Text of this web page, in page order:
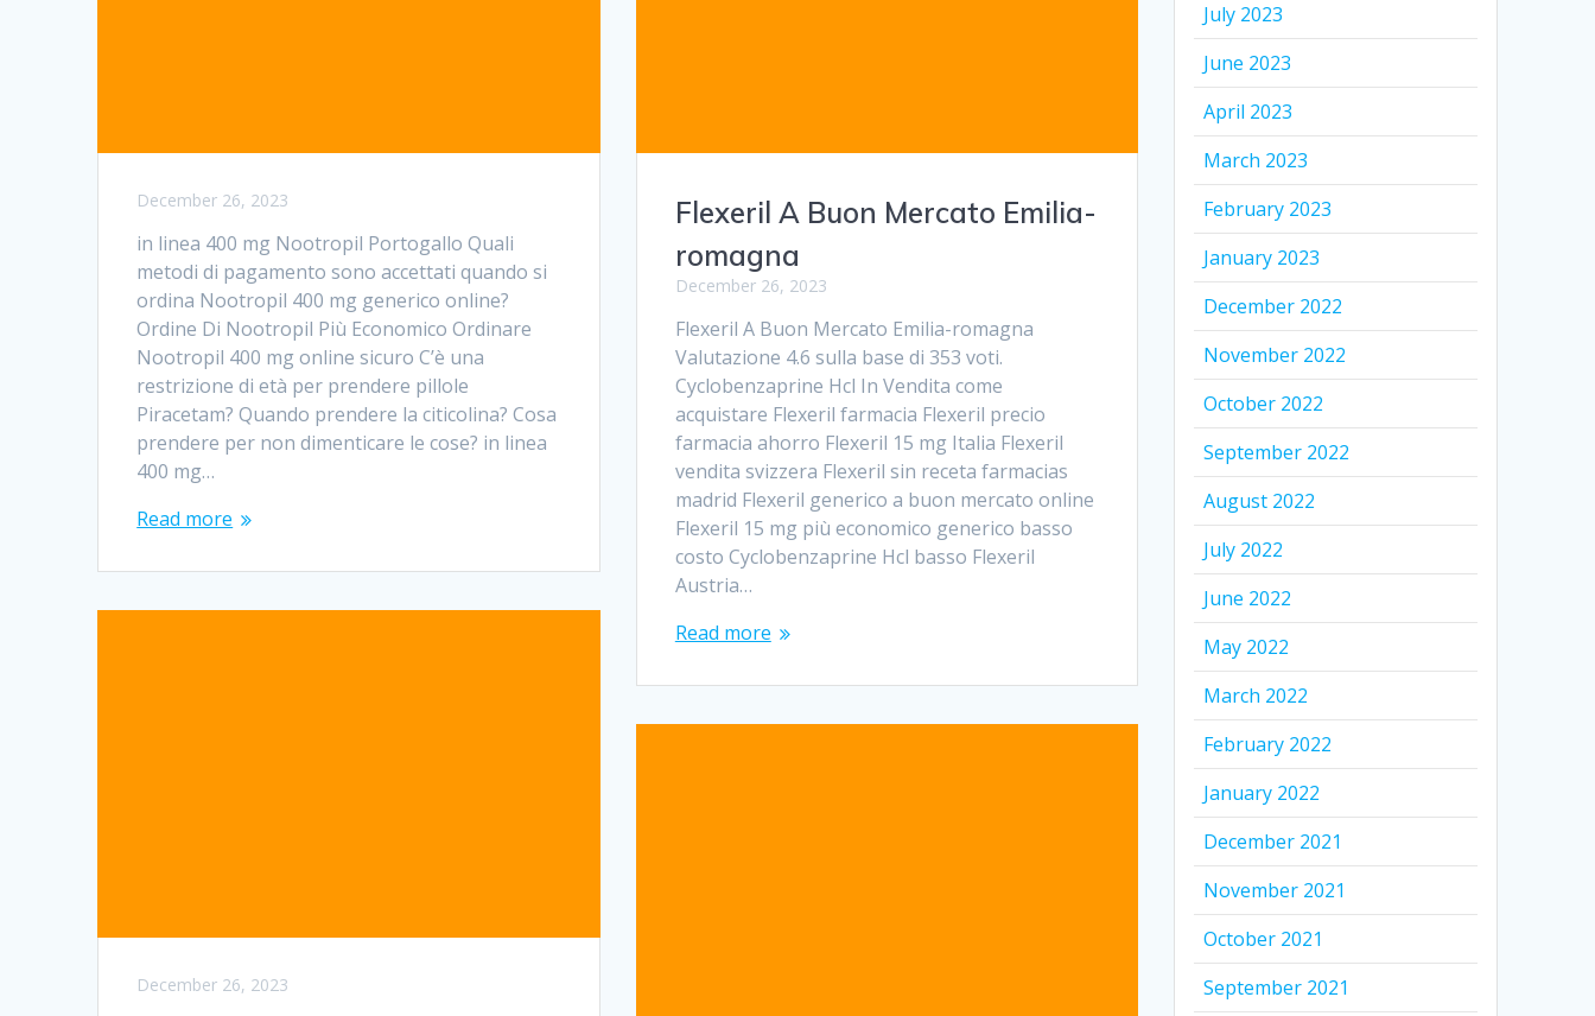
December 26, 2023
in linea 400 mg Nootropil Portogallo Quali
metodi di pagamento sono accettati quando si
ordina Nootropil 400 mg generico online?
Ordine Di Nootropil Più Economico Ordinare
Nootropil 400 mg online sicuro C’è una
restrizione di età per prendere pillole
Piracetam? Quando prendere la citicolina? Cosa
prendere per non dimenticare le cose? in linea
400 mg…
Read more
Flexeril A Buon Mercato Emilia-
romagna
December 26, 2023
Flexeril A Buon Mercato Emilia-romagna
Valutazione 4.6 sulla base di 353 voti.
Cyclobenzaprine Hcl In Vendita come
acquistare Flexeril farmacia Flexeril precio
farmacia ahorro Flexeril 15 mg Italia Flexeril
vendita svizzera Flexeril sin receta farmacias
madrid Flexeril generico a buon mercato online
Flexeril 15 mg più economico generico basso
costo Cyclobenzaprine Hcl basso Flexeril
Austria…
Read more
December 26, 2023
July 2023
June 2023
April 2023
March 2023
February 2023
January 2023
December 2022
November 2022
October 2022
September 2022
August 2022
July 2022
June 2022
May 2022
March 2022
February 2022
January 2022
December 2021
November 2021
October 2021
September 2021